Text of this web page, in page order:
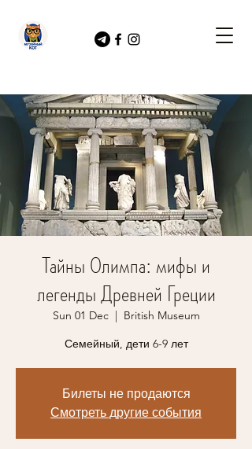
Тайны Олимпа: мифы и
легенды Древней Греции
Sun 01 Dec
  |
British Museum
Семейный, дети 6-9 лет
Билеты не продаются
Смотреть другие события